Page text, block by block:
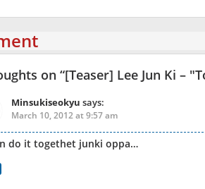
on “[Teaser] Lee Jun Ki –
Minsukiseokyu says:
March 10, 2012 at 9:57 am
do it togethet junki oppa…